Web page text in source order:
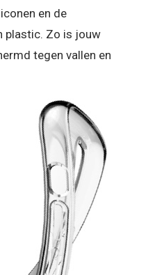
en de
plastic. Zo is jouw
tegen vallen en